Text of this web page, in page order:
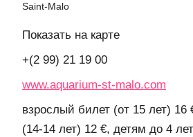
Saint-Malo
Показать на карте
+(2 99) 21 19 00
www.aquarium-st-malo.com
взрослый билет (от 15 лет) 16
(14-14 лет) 12 €, детям до 4